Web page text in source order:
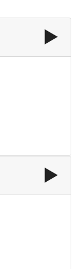
▶️
▶️